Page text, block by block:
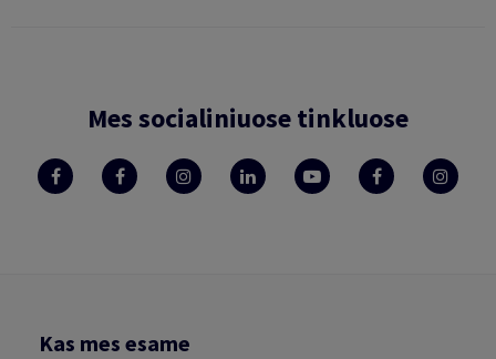
Mes socialiniuose tinkluose
Kas mes esame